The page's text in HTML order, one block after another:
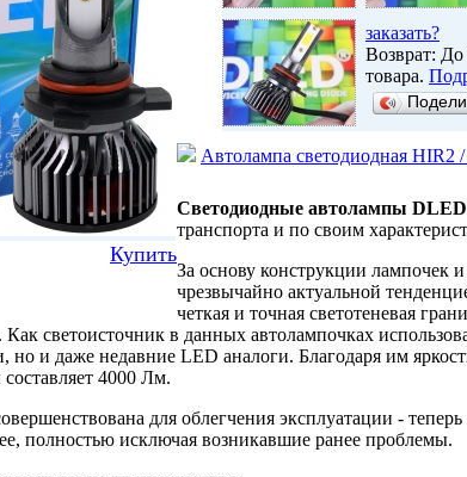
Купить
заказать?
Возврат:
товара.
Автолампа светодиодная
Светодиодные автолампы
транспорта и по своим
За основу конструкции лампочек
чрезвычайно актуальной
четкая и точная светотеневая
Как светоисточник в данных автолампочках
но и даже недавние LED аналоги. Благодаря им
4000 Лм.
для облегчения эксплуатации -
полностью исключая возникавшие ранее проблемы.